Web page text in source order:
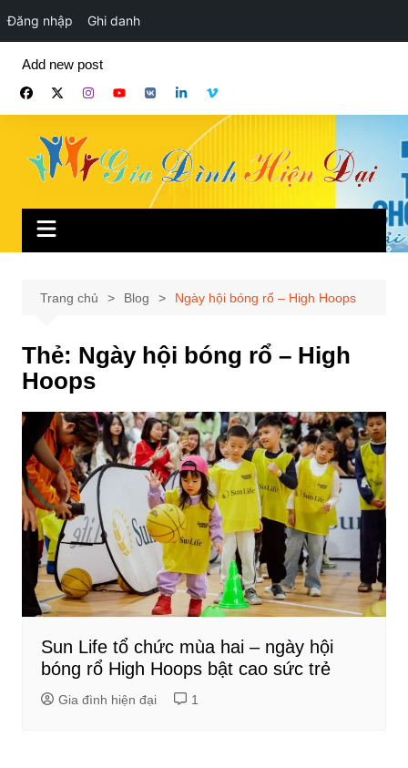
Đăng nhập Ghi danh
phần
Add new post
Trang chủ Blog Ngày hội bóng rổ – High Hoops
Thẻ: Ngày hội bóng rổ – High
Hoops
Sun Life tổ chức mùa hai – ngày hội
bóng rổ High Hoops bật cao sức trẻ
Gia đình hiện đại 1